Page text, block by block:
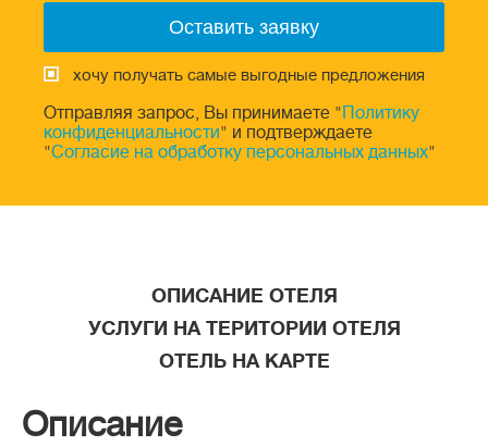
хочу получать самые выгодные предложения
Отправляя запрос, Вы принимаете " Политику
конфиденциальности" и подтверждаете
"Согласие на обработку персональных данных"
ОПИСАНИЕ ОТЕЛЯ
УСЛУГИ НА ТЕРИТОРИИ ОТЕЛЯ
ОТЕЛЬ НА КАРТЕ
Описание